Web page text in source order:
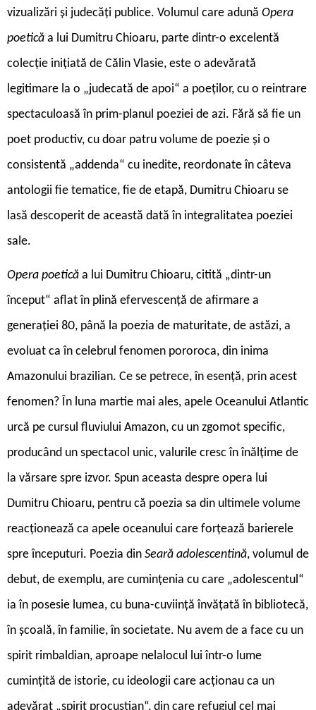
vizualizări și judecăți publice. Volumul care adună Opera
poetică a lui Dumitru Chioaru, parte dintr-o excelentă
colecție inițiată de Călin Vlasie, este o adevărată
legitimare la o „judecată de apoi“ a poeților, cu o reintrare
spectaculoasă în prim-planul poeziei de azi. Fără să fie un
poet productiv, cu doar patru volume de poezie și o
consistentă „addenda“ cu inedite, reordonate în câteva
antologii fie tematice, fie de etapă, Dumitru Chioaru se
lasă descoperit de această dată în integralitatea poeziei
sale.
Opera poetică a lui Dumitru Chioaru, citită „dintr-un
început“ aflat în plină efervescență de afirmare a
generației 80, până la poezia de maturitate, de astăzi, a
evoluat ca în celebrul fenomen pororoca, din inima
Amazonului brazilian. Ce se petrece, în esență, prin acest
fenomen? În luna martie mai ales, apele Oceanului Atlantic
urcă pe cursul fluviului Amazon, cu un zgomot specific,
producând un spectacol unic, valurile cresc în înălțime de
la vărsare spre izvor. Spun aceasta despre opera lui
Dumitru Chioaru, pentru că poezia sa din ultimele volume
reacționează ca apele oceanului care forțează barierele
spre începuturi. Poezia din Seară adolescentină, volumul de
debut, de exemplu, are cumințenia cu care „adolescentul“
ia în posesie lumea, cu buna-cuviință învățată în bibliotecă,
în școală, în familie, în societate. Nu avem de a face cu un
spirit rimbaldian, aproape nelalocul lui într-o lume
cumințită de istorie, cu ideologii care acționau ca un
adevărat „spirit procustian“, din care refugiul cel mai